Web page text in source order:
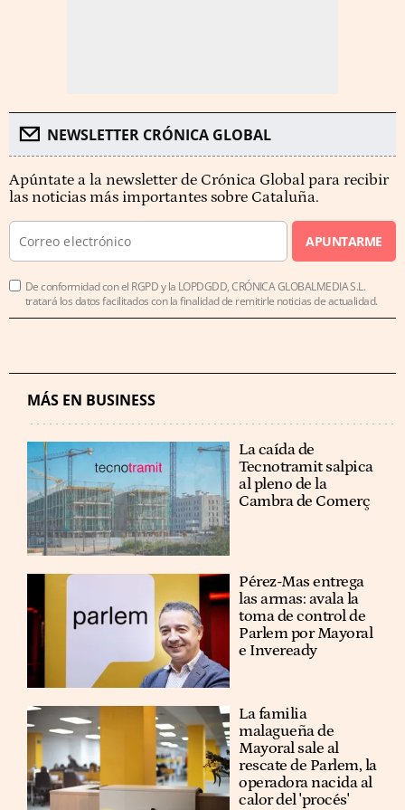
NEWSLETTER CRÓNICA GLOBAL
Apúntate a la newsletter de Crónica Global para recibir
las noticias más importantes sobre Cataluña.
APUNTARME
De conformidad con el RGPD y la LOPDGDD, CRÓNICA GLOBALMEDIA S.L.
tratará los datos facilitados con la finalidad de remitirle noticias de actualidad.
MÁS EN BUSINESS
La caída de
Tecnotramit salpica
al pleno de la
Cambra de Comerç
Pérez-Mas entrega
las armas: avala la
toma de control de
Parlem por Mayoral
e Inveready
La familia
malagueña de
Mayoral sale al
rescate de Parlem, la
operadora nacida al
calor del 'procés'